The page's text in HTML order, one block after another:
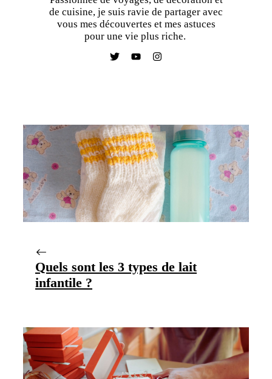
de cuisine, je suis ravie de partager avec
vous mes découvertes et mes astuces
pour une vie plus riche.
Quels sont les 3 types de lait
infantile ?